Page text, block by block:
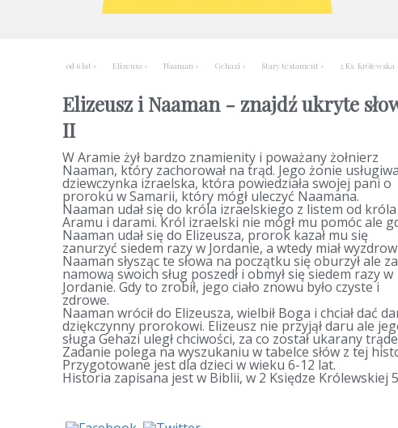
od 6 lat Elizeusz Naaman Gehazi Stary testament 2 Ks. Królewska
Elizeusz i Naaman - znajdź ukryte
II
W Aramie żył bardzo znamienity i poważany żołnierz
Naaman, który zachorował na trąd. Jego żonie
dziewczynka izraelska, która powiedziała swojej pani o
proroku w Samarii, który mógł uleczyć Naamana.
Naaman udał się do króla izraelskiego z listem od króla
Aramu i darami. Król izraelski nie mógł mu pomóc ale
Naaman udał się do Elizeusza, prorok kazał mu się
zanurzyć siedem razy w Jordanie, a wtedy miał
Naaman słysząc te słowa na początku się oburzył ale za
namową swoich sług poszedł i obmył się siedem razy w
Jordanie. Gdy to zrobił, jego ciało znowu było czyste i
zdrowe.
Naaman wrócił do Elizeusza, wielbił Boga i chciał dać
dziękczynny prorokowi. Elizeusz nie przyjął daru ale
sługa Gehazi uległ chciwości, za co został ukarany
Zadanie polega na wyszukaniu w tabelce słów z tej
Przygotowane jest dla dzieci w wieku 6-12 lat.
Historia zapisana jest w Biblii, w 2 Księdze Królewskiej